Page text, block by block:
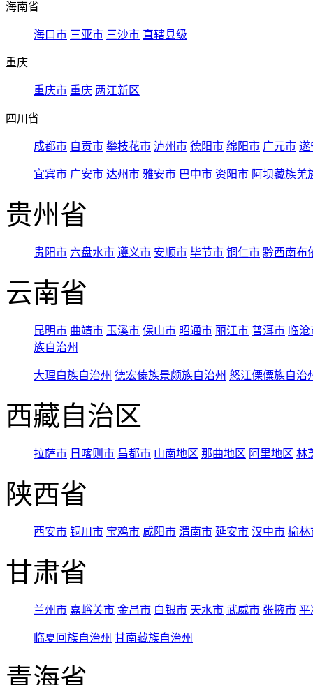
海南省
海口市 三亚市 三沙市 直辖县级
重庆
重庆市 重庆 两江新区
四川省
成都市 自贡市 攀枝花市 泸州市 德阳市 绵阳市 广元市 遂
宜宾市 广安市 达州市 雅安市 巴中市 资阳市 阿坝藏族羌
贵州省
贵阳市 六盘水市 遵义市 安顺市 毕节市 铜仁市 黔西南布
云南省
昆明市 曲靖市 玉溪市 保山市 昭通市 丽江市 普洱市 临
族自治州
大理白族自治州 德宏傣族景颇族自治州 怒江傈僳族自治
西藏自治区
拉萨市 日喀则市 昌都市 山南地区 那曲地区 阿里地区 林
陕西省
西安市 铜川市 宝鸡市 咸阳市 渭南市 延安市 汉中市 榆林
甘肃省
兰州市 嘉峪关市 金昌市 白银市 天水市 武威市 张掖市 平
临夏回族自治州 甘南藏族自治州
青海省